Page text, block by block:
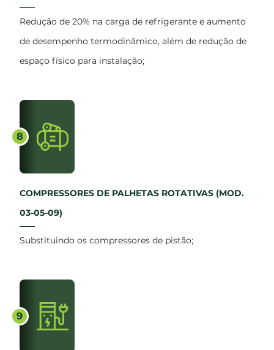
Redução de 20% na carga de refrigerante e aumento
de desempenho termodinâmico, além de redução de
espaço físico para instalação;
8
COMPRESSORES DE PALHETAS ROTATIVAS (MOD.
03-05-09)
Substituindo os compressores de pistão;
9